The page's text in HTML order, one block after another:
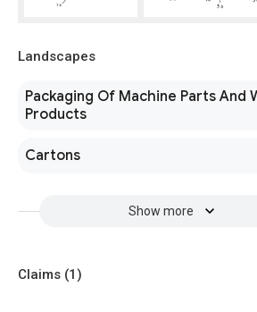
Landscapes
Packaging Of Machine Parts And
Products
Cartons
Show more
Claims (1)